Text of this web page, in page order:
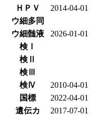
ＨＰＶ
2014-04-01
ウ細多同
ウ細髄液
2026-01-01
検Ⅰ
検Ⅱ
検Ⅲ
検Ⅳ
2010-04-01
国標
2022-04-01
遺伝カ
2017-07-01